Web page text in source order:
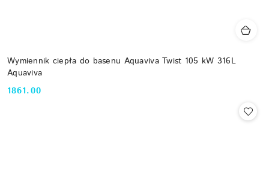
Wymiennik ciepła do basenu Aquaviva Twist 105 kW 316L
Aquaviva
Cena:
1861.00